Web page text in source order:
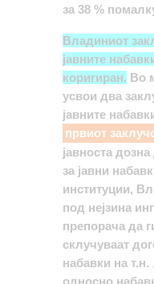
за 38 %
Владиниот
јавните
коригиран. Во
усвои два
јавните
првиот
јавноста
за јавни
институции,
под нејзина
препорача да
склучуваат
набавки на